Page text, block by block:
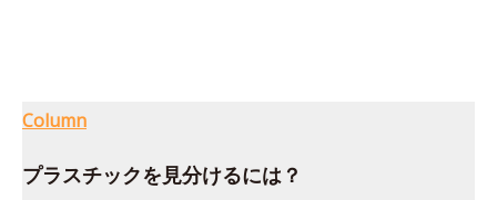
Column
プラスチックを見分けるには？